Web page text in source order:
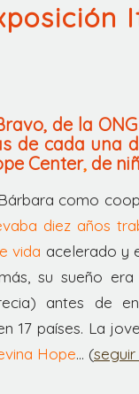
de la
de cada una
Center, de
como
diez años
vida acelerado y
su sueño
antes de
17 países. La
Hope… (